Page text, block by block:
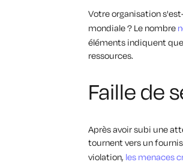
Votre organisation
mondiale ? Le nombre
éléments indiquent
ressources.
Faille de
Après avoir subi une
tournent vers un
violation, les menaces